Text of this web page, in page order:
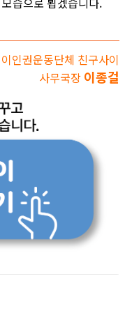
인권운동단체 친구사이
사무국장 이종걸